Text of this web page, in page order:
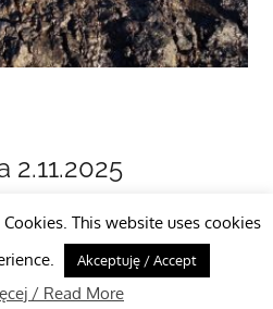
2.11.2025
Ultimate byTheme Palace
This website uses cookies
Akceptuję / Accept
/ Read More